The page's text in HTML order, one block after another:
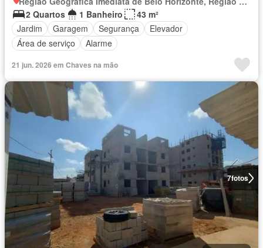
2 Quartos
1 Banheiro
43 m²
Jardim
Garagem Segurança
Elevador
Área de serviço
Alarme
21 jun. 2026 em Chaves na mão
7fotos